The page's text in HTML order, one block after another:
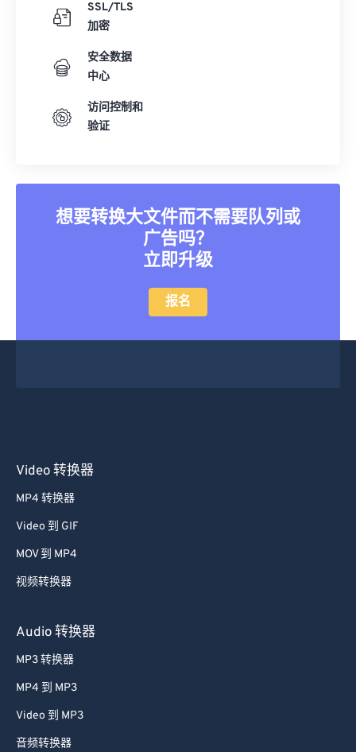
SSL/TLS
加密
安全数据
中心
访问控制和
验证
想要转换大文件而不需要队列或
广告吗？
立即升级
报名
Video 转换器
MP4 转换器
Video 到 GIF
MOV 到 MP4
视频转换器
Audio 转换器
MP3 转换器
MP4 到 MP3
Video 到 MP3
音频转换器